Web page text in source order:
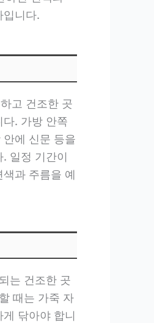
입니다.
고 건조한 곳
. 가방 안쪽
에 신문 등을
일정 기간이
과 주름을 예
는 건조한 곳
때는 가죽 자
닦아야 합니